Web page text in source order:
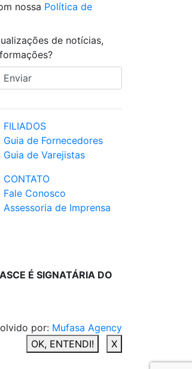
nossa Política de
de notícias,
FILIADOS
Guia de Fornecedores
Guia de Varejistas
CONTATO
Fale Conosco
Assessoria de Imprensa
É SIGNATÁRIA DO
por: Mufasa Agency
OK, ENTENDI! X